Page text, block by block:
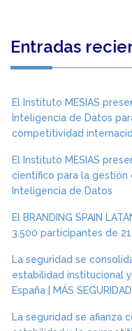
Entradas
El Instituto MESIAS
Inteligencia de Datos
competitividad
El Instituto MESIAS
científico para la gestión
Inteligencia de Datos
El BRANDING SPAIN
3.500 participantes de
La seguridad se
estabilidad institucional
España | MÁS SEGURIDAD
La seguridad se afianza